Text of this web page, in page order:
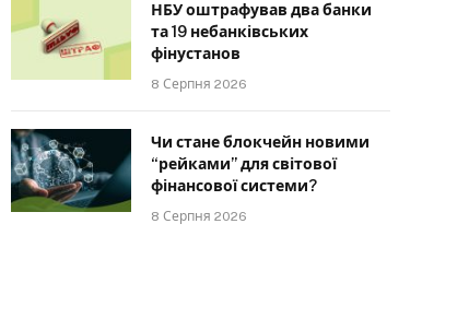
НБУ оштрафував два банки
та 19 небанківських
фінустанов
8 Серпня 2026
Чи стане блокчейн новими
“рейками” для світової
фінансової системи?
8 Серпня 2026